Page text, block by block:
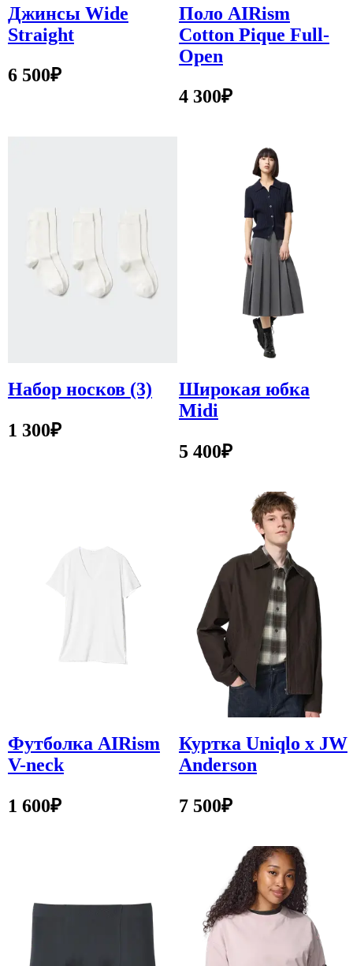
Джинсы Wide
Straight
6 500₽
Поло AIRism
Cotton Pique Full-
Open
4 300₽
Набор носков (3)
1 300₽
Широкая юбка
Midi
5 400₽
Футболка AIRism
V-neck
1 600₽
Куртка Uniqlo x JW
Anderson
7 500₽